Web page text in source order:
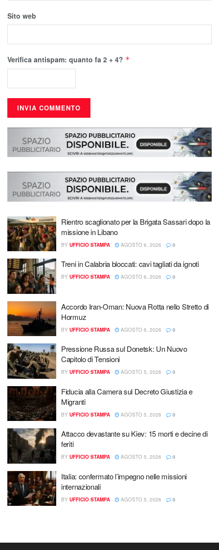
Sito web
Verifica antispam: quanto fa 2 + 4? *
Rientro scaglionato per la Brigata Sassari dopo la
missione in Libano
BY UFFICIO STAMPA AGOSTO 6, 2026 0
Treni in Calabria bloccati: cavi tagliati da ignoti
BY UFFICIO STAMPA AGOSTO 6, 2026 0
Accordo Iran-Oman: Nuova Rotta nello Stretto di
Hormuz
BY UFFICIO STAMPA AGOSTO 6, 2026 0
Pressione Russa sul Donetsk: Un Nuovo
Capitolo di Tensioni
BY UFFICIO STAMPA AGOSTO 5, 2026 0
Fiducia alla Camera sul Decreto Giustizia e
Migranti
BY UFFICIO STAMPA AGOSTO 5, 2026 0
Attacco devastante su Kiev: 15 morti e decine di
feriti
BY UFFICIO STAMPA AGOSTO 5, 2026 0
Italia: confermato l’impegno nelle missioni
internazionali
BY UFFICIO STAMPA AGOSTO 5, 2026 0